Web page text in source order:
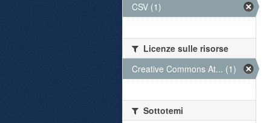
CSV (1)
Licenze sulle risorse
Creative Commons At... (1)
Sottotemi